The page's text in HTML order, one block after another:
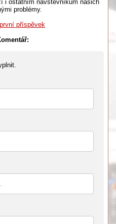
i ostatním návštěvníkům našich
problémy.
příspěvek